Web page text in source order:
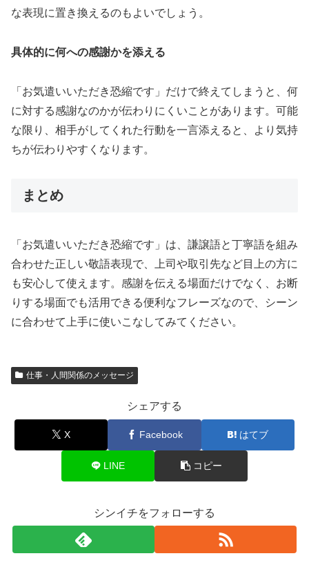
な表現に置き換えるのもよいでしょう。
具体的に何への感謝かを添える
「お気遣いいただき恐縮です」だけで終えてしまうと、何
に対する感謝なのかが伝わりにくいことがあります。可能
な限り、相手がしてくれた行動を一言添えると、より気持
ちが伝わりやすくなります。
まとめ
「お気遣いいただき恐縮です」は、謙譲語と丁寧語を組み
合わせた正しい敬語表現で、上司や取引先など目上の方に
も安心して使えます。感謝を伝える場面だけでなく、お断
りする場面でも活用できる便利なフレーズなので、シーン
に合わせて上手に使いこなしてみてください。
仕事・人間関係のメッセージ
シェアする
X Facebook はてブ
LINE コピー
シンイチをフォローする